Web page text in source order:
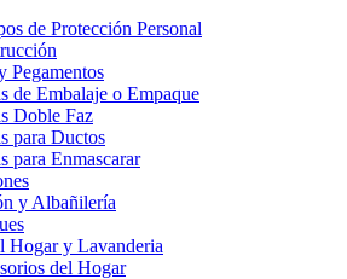
de Protección Personal
Pegamentos
de Embalaje o Empaque
Doble Faz
para Ductos
para Enmascarar
y Albañilería
Hogar y Lavanderia
del Hogar